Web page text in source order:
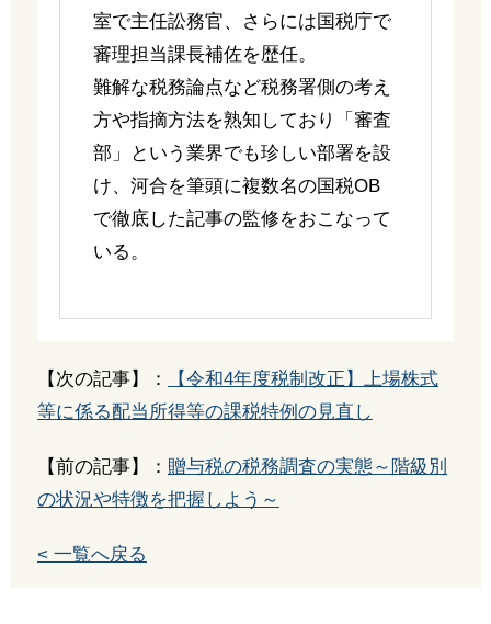
室で主任訟務官、さらには国税庁で
審理担当課長補佐を歴任。
難解な税務論点など税務署側の考え
方や指摘方法を熟知しており「審査
部」という業界でも珍しい部署を設
け、河合を筆頭に複数名の国税OB
で徹底した記事の監修をおこなって
いる。
【次の記事】：
【令和4年度税制改正】上場株式
等に係る配当所得等の課税特例の見直し
【前の記事】： 贈与税の税務調査の実態～階級別
の状況や特徴を把握しよう～
< 一覧へ戻る